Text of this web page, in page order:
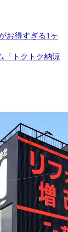
お得すぎる1ヶ
「トクトク納涼